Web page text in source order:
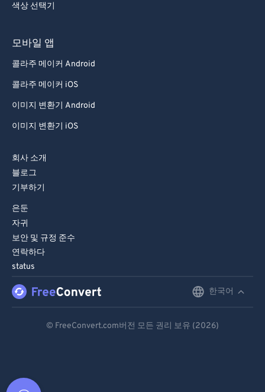
색상 선택기
모바일 앱
콜라주 메이커 Android
콜라주 메이커 iOS
이미지 변환기 Android
이미지 변환기 iOS
회사 소개
블로그
기부하기
은둔
자귀
보안 및 규정 준수
연락하다
status
한국어
© FreeConvert.com버전 모든 권리 보유 (2026)